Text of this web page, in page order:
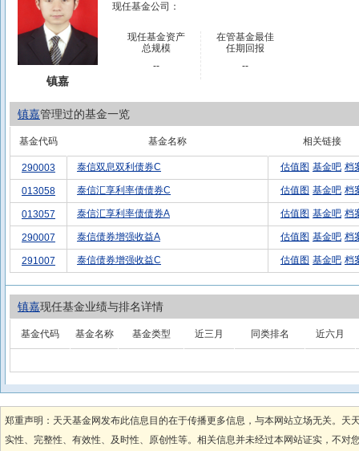
镇嘉
现任基金公司：
现任基金资产
总规模
--
在管基金最佳
任期回报
--
镇嘉管理过的基金一览
基金代码 基金名称 相关链接
290003 泰信双息双利债券C 估值图 基金吧 档
013058 泰信汇享利率债债券C 估值图 基金吧 档
013057 泰信汇享利率债债券A 估值图 基金吧 档
290007 泰信债券增强收益A 估值图 基金吧 档
291007 泰信债券增强收益C 估值图 基金吧 档
镇嘉现任基金业绩与排名详情
基金代码 基金名称 基金类型 近三月 同类排名 近六月
郑重声明：天天基金网发布此信息目的在于传播更多信息，与本网站立场无关。
实性、完整性、有效性、及时性、原创性等。相关信息并未经过本网站证实，不